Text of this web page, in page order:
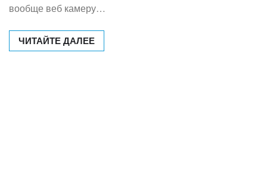
вообще веб камеру…
ЧИТАЙТЕ ДАЛЕЕ